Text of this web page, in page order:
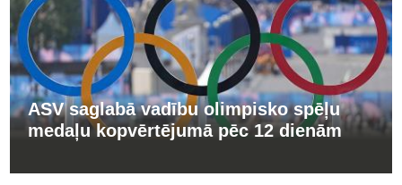
ASV saglabā vadību olimpisko spēļu
medaļu kopvērtējumā pēc 12 dienām